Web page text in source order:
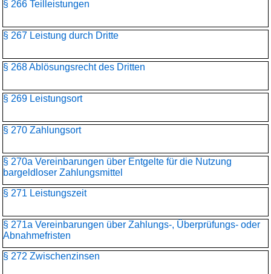
§ 266 Teilleistungen
§ 267 Leistung durch Dritte
§ 268 Ablösungsrecht des Dritten
§ 269 Leistungsort
§ 270 Zahlungsort
§ 270a Vereinbarungen über Entgelte für die Nutzung
bargeldloser Zahlungsmittel
§ 271 Leistungszeit
§ 271a Vereinbarungen über Zahlungs-, Überprüfungs- oder
Abnahmefristen
§ 272 Zwischenzinsen